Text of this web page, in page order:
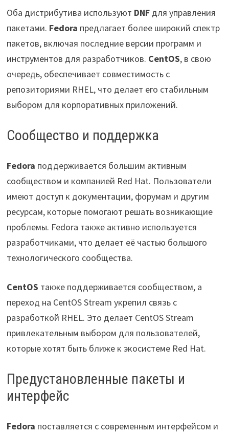
Оба дистрибутива используют DNFдля управления
пакетами. Fedora предлагает более широкий спектр
пакетов, включая последние версии программ и
инструментов для разработчиков. CentOS, в свою
очередь, обеспечивает совместимость с
репозиториями RHEL, что делает его стабильным
выбором для корпоративных приложений.
Сообщество и поддержка
Fedora поддерживается большим активным
сообществом и компанией Red Hat. Пользователи
имеют доступ к документации, форумам и другим
ресурсам, которые помогают решать возникающие
проблемы. Fedora также активно используется
разработчиками, что делает её частью большого
технологического сообщества.
CentOS также поддерживается сообществом, а
переход на CentOS Stream укрепил связь с
разработкой RHEL. Это делает CentOS Stream
привлекательным выбором для пользователей,
которые хотят быть ближе к экосистеме Red Hat.
Предустановленные пакеты и
интерфейс
Fedora поставляется с современным интерфейсом и